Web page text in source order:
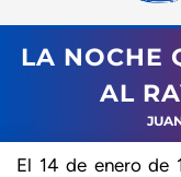
LA NOCHE
AL
El 14 de enero de